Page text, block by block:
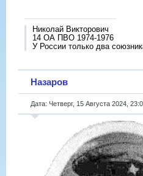
Николай Викторович
14 ОА ПВО 1974-1976
У России только два
Назаров
Дата: Четверг, 15 Августа 2024,